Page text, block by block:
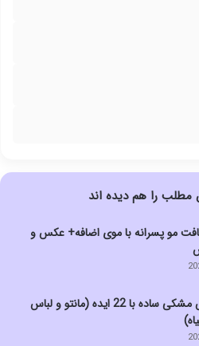
مطلب را هم دیده اند
بافت مو پسرانه با موی اضافه+ عکس و
تزیین لباس مشکی ساده با 22 ایده (مانتو و لباس